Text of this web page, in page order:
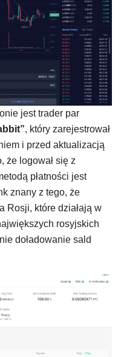
jest trader par
, który zarejestrował
i przed aktualizacją
że logował się z
płatności jest
znany z tego, że
Rosji, które działają w
rosyjskich
doładowanie sald